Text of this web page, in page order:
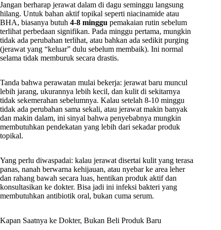
Jangan berharap jerawat dalam di dagu seminggu langsung
hilang. Untuk bahan aktif topikal seperti niacinamide atau
BHA, biasanya butuh 4-8 minggu pemakaian rutin sebelum
terlihat perbedaan signifikan. Pada minggu pertama, mungkin
tidak ada perubahan terlihat, atau bahkan ada sedikit purging
(jerawat yang “keluar” dulu sebelum membaik). Ini normal
selama tidak memburuk secara drastis.
Tanda bahwa perawatan mulai bekerja: jerawat baru muncul
lebih jarang, ukurannya lebih kecil, dan kulit di sekitarnya
tidak sekemerahan sebelumnya. Kalau setelah 8-10 minggu
tidak ada perubahan sama sekali, atau jerawat makin banyak
dan makin dalam, ini sinyal bahwa penyebabnya mungkin
membutuhkan pendekatan yang lebih dari sekadar produk
topikal.
Yang perlu diwaspadai: kalau jerawat disertai kulit yang terasa
panas, nanah berwarna kehijauan, atau nyebar ke area leher
dan rahang bawah secara luas, hentikan produk aktif dan
konsultasikan ke dokter. Bisa jadi ini infeksi bakteri yang
membutuhkan antibiotik oral, bukan cuma serum.
Kapan Saatnya ke Dokter, Bukan Beli Produk Baru